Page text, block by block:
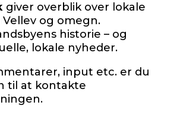
giver overblik over lokale
og omegn.
historie – og
lokale nyheder.
input etc. er du
til at kontakte